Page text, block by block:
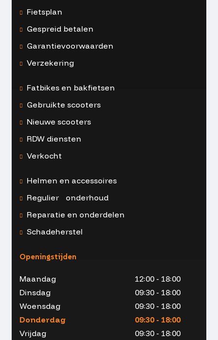
Fietsplan
Gespreid betalen
Garantievoorwaarden
Verzekering
Fatbikes en bakfietsen
Gebruikte scooters
Nieuwe scooters
RDW diensten
Verkocht
Helmen en accessoires
Regulier onderhoud
Reparatie en onderdelen
Schadeherstel
Openingstijden
Maandag
12:00 - 18:00
Dinsdag
09:30 - 18:00
Woensdag
09:30 - 18:00
Donderdag
09:30 - 18:00
Vrijdag
09:30 - 18:00